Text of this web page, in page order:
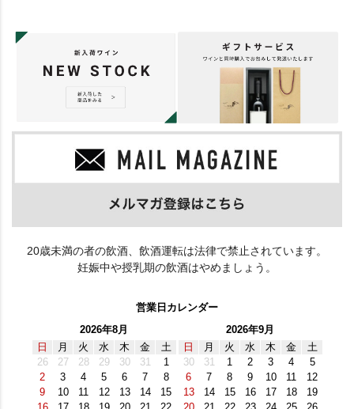
20歳未満の者の飲酒、飲酒運転は法律で禁止されています。
妊娠中や授乳期の飲酒はやめましょう。
営業日カレンダー
2026年8月
日
月 火 水 木 金
土
26
27 28 29 30 31
1
2
3 4 5 6 7
8
9
10 11 12 13 14
15
2026年9月
日
月 火 水 木 金
土
30
31 1 2 3 4
5
6
7 8 9 10 11
12
13
14 15 16 17 18
19